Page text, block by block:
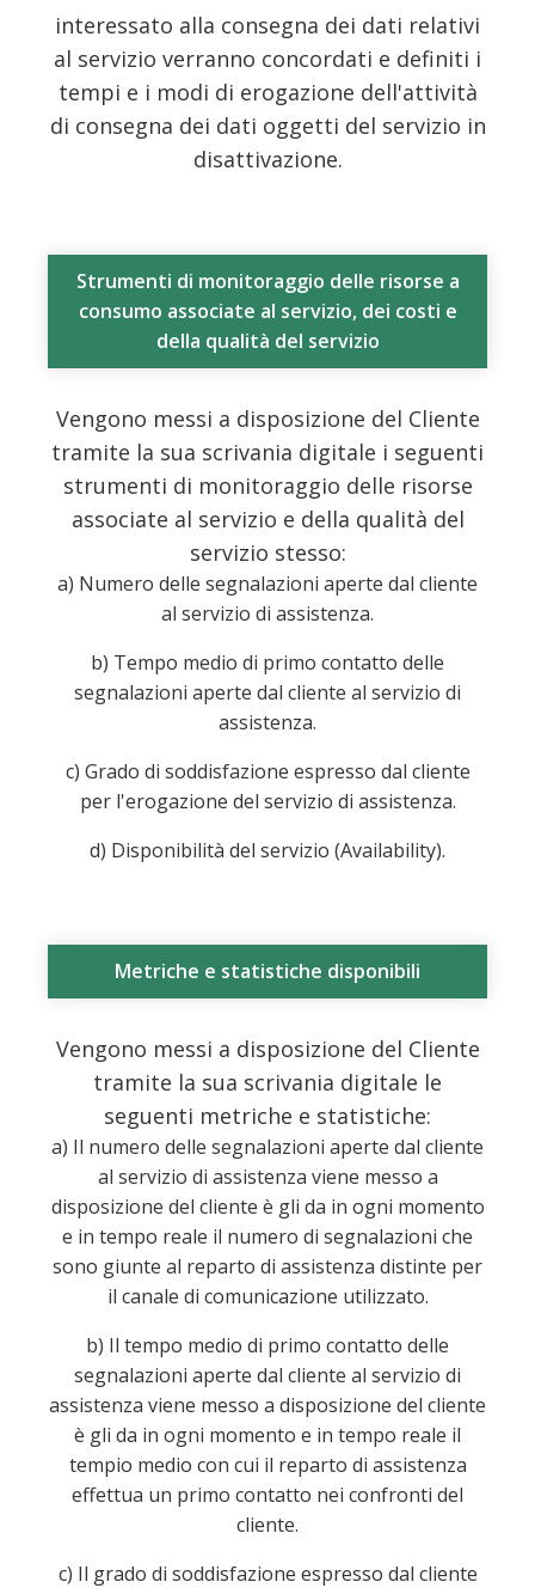
interessato alla consegna dei dati relativi
al servizio verranno concordati e definiti i
tempi e i modi di erogazione dell'attività
di consegna dei dati oggetti del servizio in
disattivazione.
Strumenti di monitoraggio delle risorse a
consumo associate al servizio, dei costi e
della qualità del servizio
Vengono messi a disposizione del Cliente
tramite la sua scrivania digitale i seguenti
strumenti di monitoraggio delle risorse
associate al servizio e della qualità del
servizio stesso:
a) Numero delle segnalazioni aperte dal cliente
al servizio di assistenza.
b) Tempo medio di primo contatto delle
segnalazioni aperte dal cliente al servizio di
assistenza.
c) Grado di soddisfazione espresso dal cliente
per l'erogazione del servizio di assistenza.
d) Disponibilità del servizio (Availability).
Metriche e statistiche disponibili
Vengono messi a disposizione del Cliente
tramite la sua scrivania digitale le
seguenti metriche e statistiche:
a) Il numero delle segnalazioni aperte dal cliente
al servizio di assistenza viene messo a
disposizione del cliente è gli da in ogni momento
e in tempo reale il numero di segnalazioni che
sono giunte al reparto di assistenza distinte per
il canale di comunicazione utilizzato.
b) Il tempo medio di primo contatto delle
segnalazioni aperte dal cliente al servizio di
assistenza viene messo a disposizione del cliente
è gli da in ogni momento e in tempo reale il
tempio medio con cui il reparto di assistenza
effettua un primo contatto nei confronti del
cliente.
c) Il grado di soddisfazione espresso dal cliente